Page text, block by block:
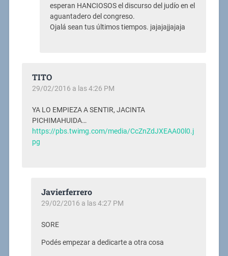
esperan HANCIOSOS el discurso del judío en el
aguantadero del congreso.
Ojalá sean tus últimos tiempos. jajajajjajaja
TITO
29/02/2016 a las 4:26 PM
YA LO EMPIEZA A SENTIR, JACINTA
PICHIMAHUIDA…
https://pbs.twimg.com/media/CcZnZdJXEAA00l0.j
pg
Javierferrero
29/02/2016 a las 4:27 PM
SORE
Podés empezar a dedicarte a otra cosa